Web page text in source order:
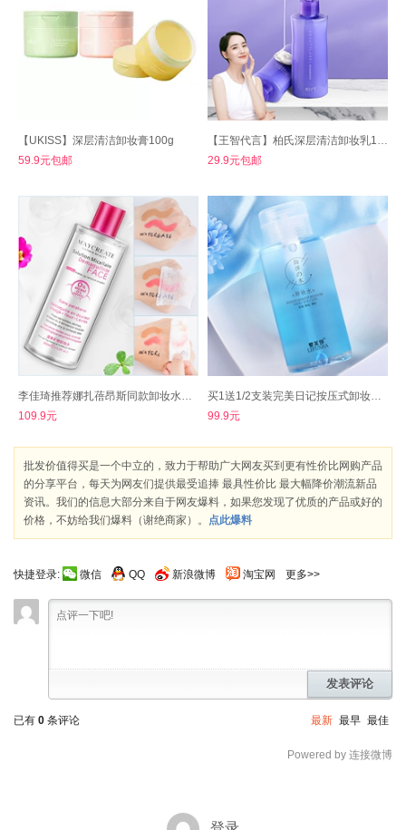
【UKISS】深层清洁卸妆膏100g
59.9元包邮
【王智代言】柏氏深层清洁卸妆乳160ml
29.9元包邮
李佳琦推荐娜扎蓓昂斯同款卸妆水眼唇脸卸妆
109.9元
买1送1/2支装完美日记按压式卸妆水300ml
99.9元
批发价值得买是一个中立的，致力于帮助广大网友买到更有性价比网购产品
的分享平台，每天为网友们提供最受追捧 最具性价比 最大幅降价潮流新品
资讯。我们的信息大部分来自于网友爆料，如果您发现了优质的产品或好的
价格，不妨给我们爆料（谢绝商家）。 点此爆料
快捷登录: 微信 QQ 新浪微博 淘宝网 更多>>
发表评论
已有 0 条评论 最新 最早 最佳
Powered by 连接微博